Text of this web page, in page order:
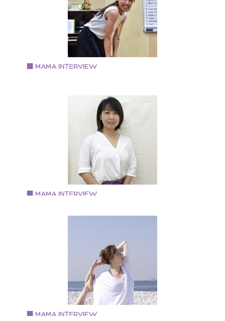
医学食養生士 野菜ソムリエ フードコーディネーター 耳
つぼシニアインストラクター わらべうたベビーマッサ
ジ フォトアルバムコーディネーター
次世代型子ども英語講師 英語コーチ 英語リトミック講
トレーナー 英会話スクール勤務・グランドスタッフ・
室乗務員の経験を経て現在は市や町の子育て支援セン
ーで英語講座や、英語リトミック講座を開講している
藤村 いづみさん
・「訪問プレミアム保育with me（ウィヅミー）」経営
として訪問保育、子育てカウンセリングの他、子育て
援や保育人材養成など、保育に総合的にかかわってい
る。 ・自然農やアクティビティを楽しめる「NPO法人
良情熱学校」の教頭・副理事長